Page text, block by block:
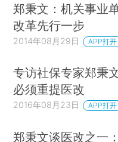
郑秉文：机关事业
改革先行一步
2014年08月29日 APP打开
专访社保专家郑秉
必须重提医改
2016年08月23日 APP打开
郑秉文谈医改之一